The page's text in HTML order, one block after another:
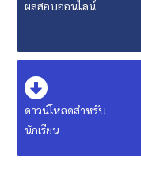
ผลสอบออนไลน์
ดาวน์โหลดสำหรับ
นักเรียน